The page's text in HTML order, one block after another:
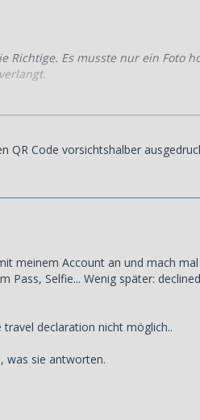
Es musste nur ein Foto
oder?
QR Code vorsichtshalber
meinem Account an und mach
Selfie... Wenig später:
declaration nicht möglich..
was sie antworten.